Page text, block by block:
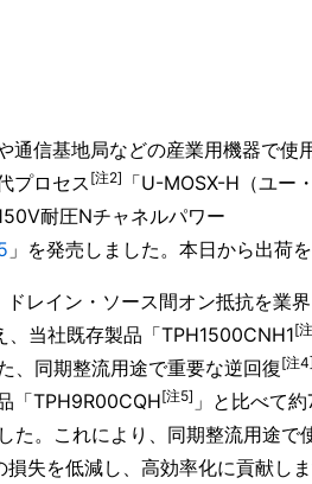
通信基地局などの産業用機器で使
プロセス [注2]
「U-MOSⅩ-H（ユー
耐圧Nチャネルパワー
」を発売しました。本日から出荷を
レイン・ソース間オン抵抗を業
当社既存製品「TPH1500CNH1[
、同期整流用途で重要な逆回復[注4]
「TPH9R00CQH[注5] 」と比べて
た。これにより、同期整流用途で
失を低減し、高効率化に貢献し